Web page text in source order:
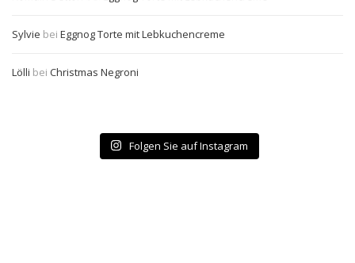
Sylvie bei Eggnog Torte mit Lebkuchencreme
Lölli bei Christmas Negroni
Folgen Sie auf Instagram